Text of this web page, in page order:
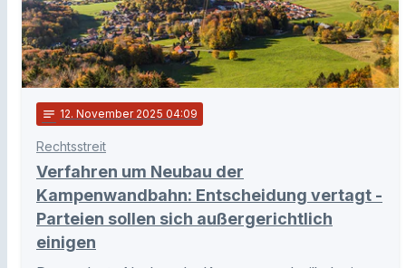
notes 12. November 2025 04:09
Rechtsstreit
Verfahren um Neubau der
Kampenwandbahn: Entscheidung vertagt -
Parteien sollen sich außergerichtlich
einigen